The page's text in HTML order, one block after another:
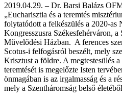
2019.04.29. – Dr. Barsi Balázs
„Eucharisztia és a teremtés
folytatódott a felkészülés a 2020-as
Kongresszusra Székesfehérváron,
Művelődési Házban. A ferences
Scotus-i felfogásról beszélt, mely
Krisztust a földre. A megtestesülés
teremtését is megelőzte Isten
önmagában is az irgalmasság és a
mely a Szentháromság belső